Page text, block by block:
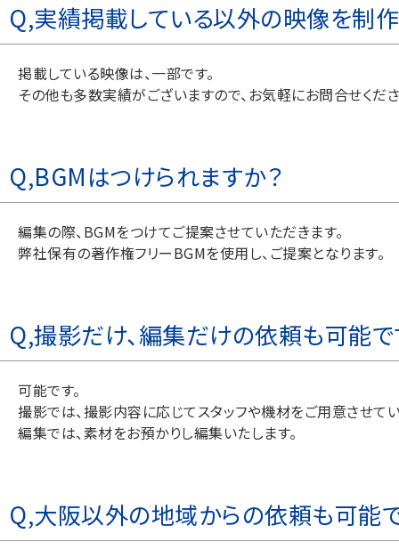
Q,実績掲載している以外の映像を制
掲載している映像は、一部です。
その他も多数実績がございますので、お気軽にお問合せくださ
Q,BGMはつけられますか？
編集の際、BGMをつけてご提案させていただきます。
弊社保有の著作権フリーBGMを使用し、ご提案となります。
Q,撮影だけ、編集だけの依頼も可能で
可能です。
撮影では、撮影内容に応じてスタッフや機材をご用意させて
編集では、素材をお預かりし編集いたします。
Q,大阪以外の地域からの依頼も可能